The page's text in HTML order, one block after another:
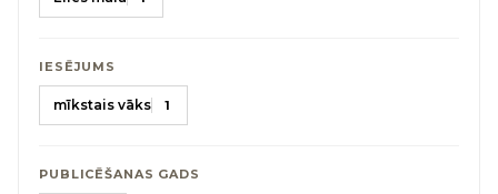
IESĒJUMS
mīkstais vāks 1
PUBLICĒŠANAS GADS